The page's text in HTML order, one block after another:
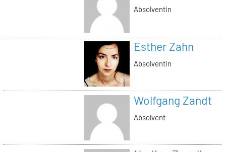
Absolventin
Esther Zahn
Absolventin
Wolfgang Zandt
Absolvent